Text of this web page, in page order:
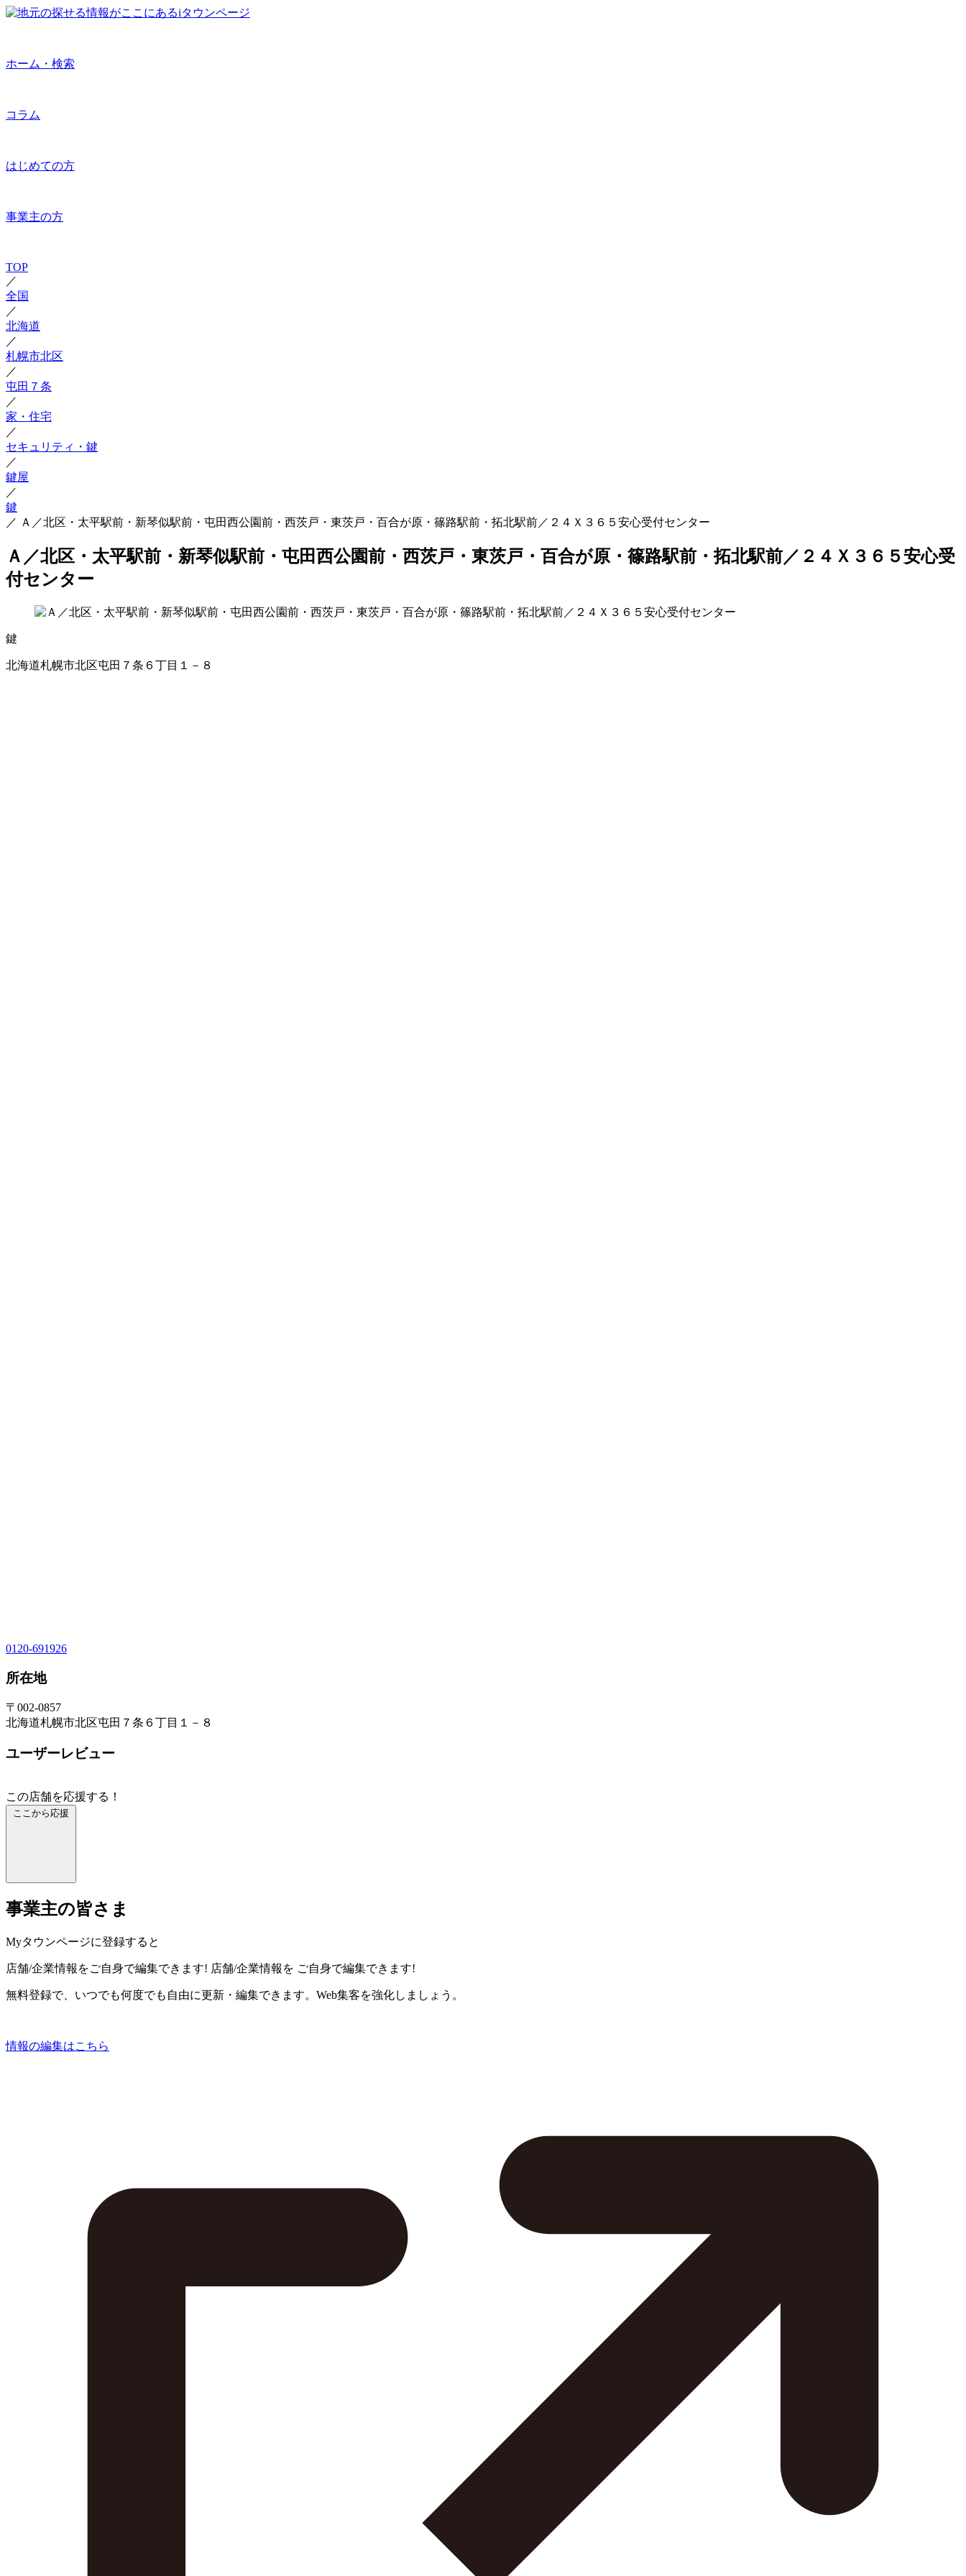
ホーム・検索
コラム
はじめての方
事業主の方
TOP
／
全国
／
北海道
／
札幌市北区
／
屯田７条
／
家・住宅
／
セキュリティ・鍵
／
鍵屋
／
鍵
／ Ａ／北区・太平駅前・新琴似駅前・屯田西公園前・西茨戸・東茨戸・百合が原・篠路駅前・拓北駅前／２４Ｘ３６５安心受付センター
Ａ／北区・太平駅前・新琴似駅前・屯田西公園前・西茨戸・東茨戸・百合が原・篠路駅前・拓北駅前／２４Ｘ３６５安心受
付センター
鍵
北海道札幌市北区屯田７条６丁目１－８
0120-691926
所在地
〒002-0857
北海道札幌市北区屯田７条６丁目１－８
ユーザーレビュー
この店舗を応援する！
ここから応援
事業主の皆さま
Myタウンページに登録すると
店舗/企業情報をご自身で編集できます! 店舗/企業情報を ご自身で編集できます!
無料登録で、いつでも何度でも自由に更新・編集できます。Web集客を強化しましょう。
情報の編集はこちら